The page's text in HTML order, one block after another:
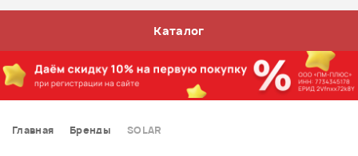
Каталог
Главная Бренды SOLAR